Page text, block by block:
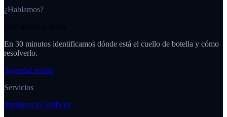
¿Hablamos?
En 30 minutos identificamos dónde está el cuello de botella y cómo
resolverlo.
Agendar sesión
Servicios
Inteligencia Artificial